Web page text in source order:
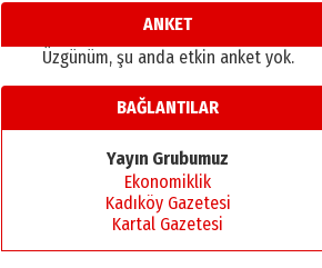
Ardında bıraktığı hatıralarıyla
13 Mayıs 2026 Çarşamba
Esat BİNDESEN
Başkan Sekmen’den Erzurum’a
bir vizyon proje daha!
02 Ağustos 2026 Pazar
ANKET
Üzgünüm, şu anda etkin anket yok.
BAĞLANTILAR
Yayın Grubumuz
Ekonomiklik
Kadıköy Gazetesi
Kartal Gazetesi